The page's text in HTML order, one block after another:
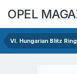
OPEL
VI. Hungarian Blitz Ring